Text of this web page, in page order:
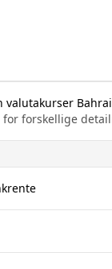
valutakurser
for forskellige